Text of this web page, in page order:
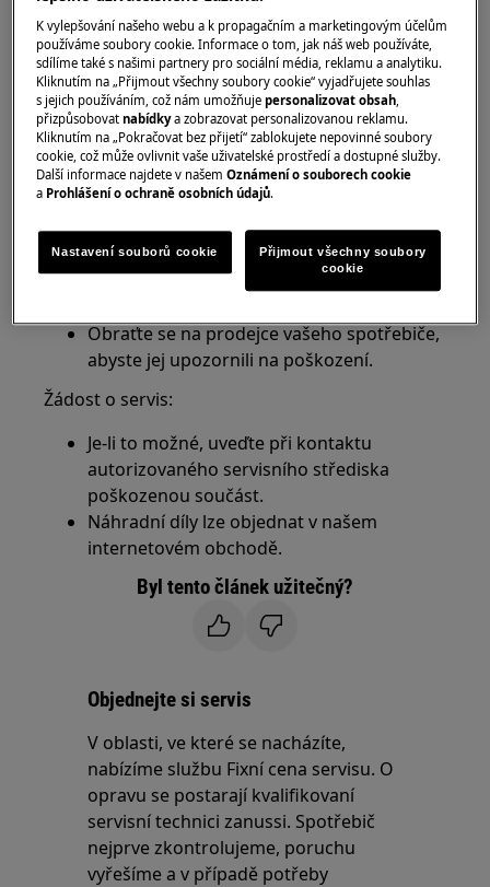
Objevení poškození při rozbalování spotřebiče:
Nepokoušejte se spotřebič zapojit nebo
používat.
Obraťte se okamžitě na prodejce vašeho
spotřebiče, abyste jej upozornili, že byl váš
spotřebič poškozen během dodání.
Telefonní číslo prodejce naleznete na
faktuře nebo dodacím listu.
Objevení poškození po instalaci / prvním použití:
Obraťte se na prodejce vašeho spotřebiče,
abyste jej upozornili na poškození.
Žádost o servis:
Je-li to možné, uveďte při kontaktu
autorizovaného servisního střediska
poškozenou součást.
Náhradní díly lze objednat v našem
internetovém obchodě.
Byl tento článek užitečný?
Objednejte si servis
V oblasti, ve které se nacházíte,
nabízíme službu Fixní cena servisu. O
opravu se postarají kvalifikovaní
servisní technici zanussi. Spotřebič
nejprve zkontrolujeme, poruchu
vyřešíme a v případě potřeby
K vylepšování našeho webu a k propagačním a marketingovým účelům
používáme soubory cookie. Informace o tom, jak náš web používáte,
sdílíme také s našimi partnery pro sociální média, reklamu a analytiku.
Kliknutím na „Přijmout všechny soubory cookie“ vyjadřujete souhlas
s jejich používáním, což nám umožňujepersonalizovat obsah,
přizpůsobovatnabídkya zobrazovat personalizovanou reklamu.
Kliknutím na „Pokračovat bez přijetí“ zablokujete nepovinné soubory
cookie, což může ovlivnit vaše uživatelské prostředí a dostupné služby.
Další informace najdete v našemOznámení o souborech cookie
a Prohlášení o ochraně osobních údajů.
Nastavení souborů cookie
Přijmout všechny soubory
cookie